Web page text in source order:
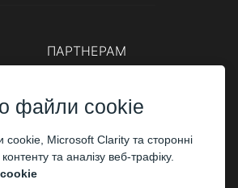
ПАРТНЕРАМ
Корпоративним клієнтам
файли cookie
Microsoft Clarity та сторонні
та аналізу веб-трафіку.